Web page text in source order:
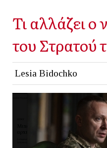
Τι αλλάζει ο
του Στρατού
Lesia Bidochko